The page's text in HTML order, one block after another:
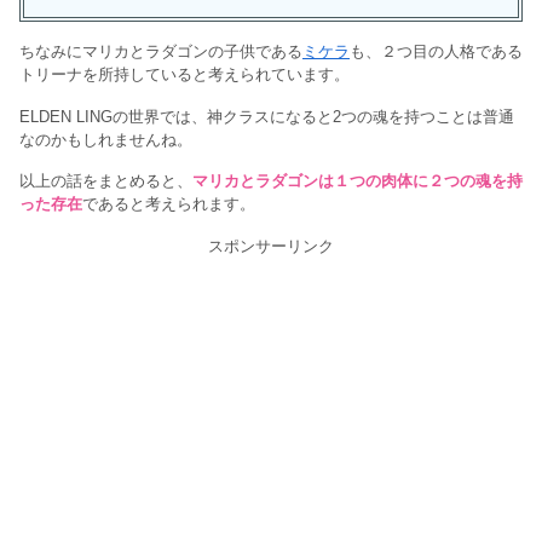
ちなみにマリカとラダゴンの子供である ミケラ も、２つ目の人格である
トリーナを所持していると考えられています。
ELDEN LINGの世界では、神クラスになると2つの魂を持つことは普通
なのかもしれませんね。
以上の話をまとめると、 マリカとラダゴンは１つの肉体に２つの魂を持
った存在であると考えられます。
スポンサーリンク